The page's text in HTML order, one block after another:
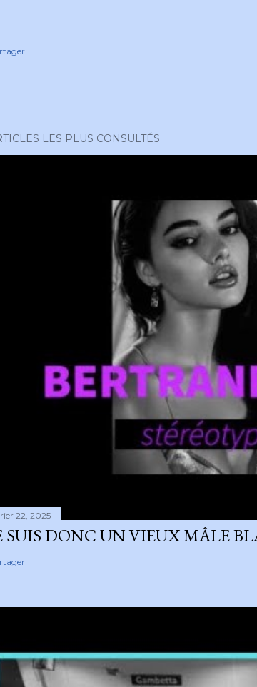
LES PLUS CONSULTÉS
22, 2025
SUIS DONC UN VIEUX MÂLE